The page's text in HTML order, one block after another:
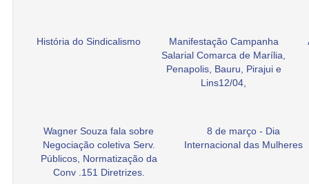
História do Sindicalismo
Manifestação Campanha
Salarial Comarca de Marília,
Penapolis, Bauru, Pirajui e
Lins12/04,
Wagner Souza fala sobre
Negociação coletiva Serv.
Públicos, Normatização da
Conv .151 Diretrizes.
8 de março - Dia
Internacional das Mulheres